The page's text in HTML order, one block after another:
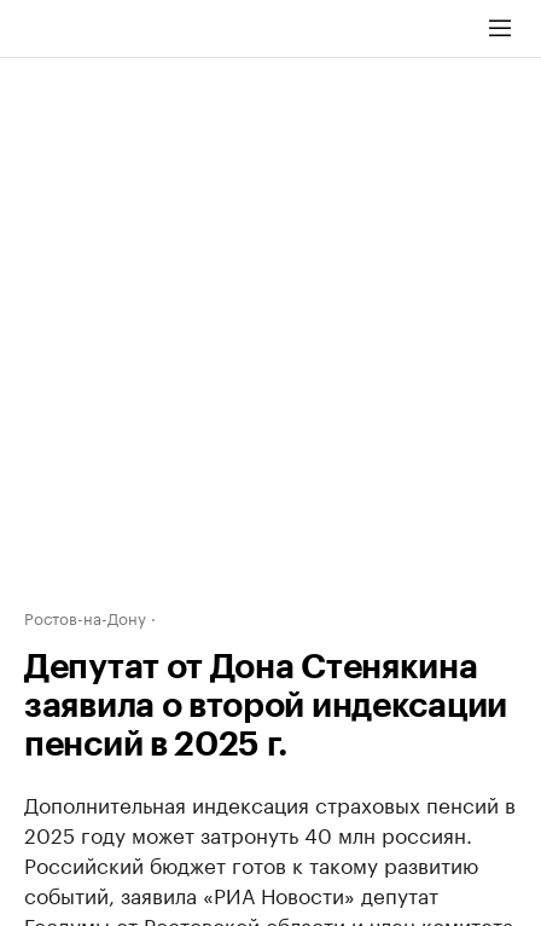
Ростов-на-Дону
Депутат от Дона Стенякина
заявила о второй индексации
пенсий в 2025 г.
Дополнительная индексация страховых пенсий в
2025 году может затронуть 40 млн россиян.
Российский бюджет готов к такому развитию
событий, заявила «РИА Новости» депутат